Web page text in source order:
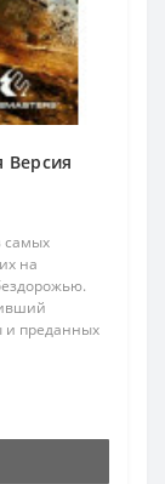
Версия
самых
на
и преданных